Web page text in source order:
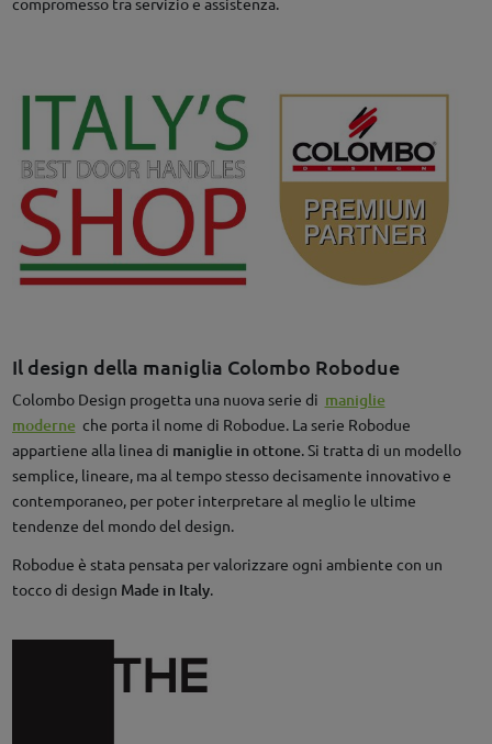
Il design della maniglia Colombo Robodue
Colombo Design progetta una nuova serie di maniglie
moderne che porta il nome di Robodue. La serie Robodue
appartiene alla linea di maniglie in ottone. Si tratta di un modello
semplice, lineare, ma al tempo stesso decisamente innovativo e
contemporaneo, per poter interpretare al meglio le ultime
tendenze del mondo del design.
Robodue è stata pensata per valorizzare ogni ambiente con un
tocco di design Made in Italy.